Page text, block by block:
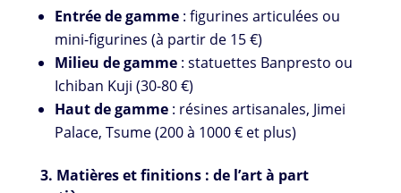
Entrée de gamme: figurines articulées ou
mini-figurines (à partir de 15 €)
Milieu de gamme: statuettes Banpresto ou
Ichiban Kuji (30-80 €)
Haut de gamme: résines artisanales, Jimei
Palace, Tsume (200 à 1000 € et plus)
3. Matières et finitions : de l’art à part